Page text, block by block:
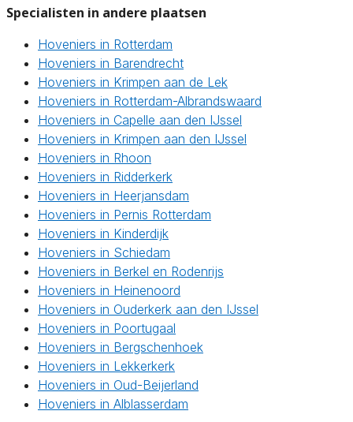
Specialisten in andere plaatsen
Hoveniers in Rotterdam
Hoveniers in Barendrecht
Hoveniers in Krimpen aan de Lek
Hoveniers in Rotterdam-Albrandswaard
Hoveniers in Capelle aan den IJssel
Hoveniers in Krimpen aan den IJssel
Hoveniers in Rhoon
Hoveniers in Ridderkerk
Hoveniers in Heerjansdam
Hoveniers in Pernis Rotterdam
Hoveniers in Kinderdijk
Hoveniers in Schiedam
Hoveniers in Berkel en Rodenrijs
Hoveniers in Heinenoord
Hoveniers in Ouderkerk aan den IJssel
Hoveniers in Poortugaal
Hoveniers in Bergschenhoek
Hoveniers in Lekkerkerk
Hoveniers in Oud-Beijerland
Hoveniers in Alblasserdam